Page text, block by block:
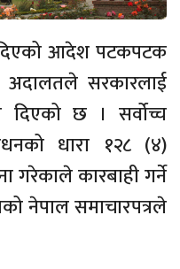
आदेश पटकपटक
अदालतले सरकारलाई
दिएको छ । सर्वोच्च
धारा १२८ (४)
कारबाही गर्ने
नेपाल समाचारपत्रले